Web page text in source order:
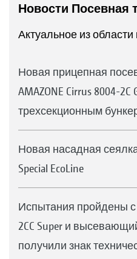
Новости Посевная
Актуальное из
Новая прицепная
AMAZONE Cirrus 8004-2C
трехсекционным
Новая насадная сеялка
Special EcoLine
Испытания пройдены с
2CC Super и
получили знак